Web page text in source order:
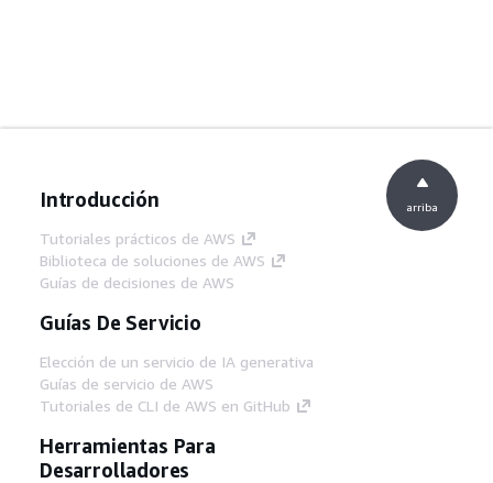
Introducción
Tutoriales prácticos de AWS
Biblioteca de soluciones de AWS
Guías de decisiones de AWS
Guías De Servicio
Elección de un servicio de IA generativa
Guías de servicio de AWS
Tutoriales de CLI de AWS en GitHub
Herramientas Para
Desarrolladores
arriba